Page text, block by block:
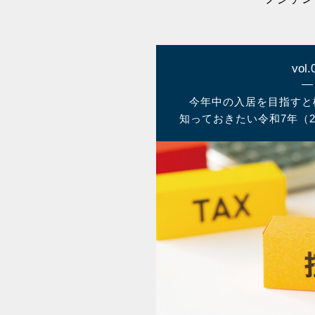
今年中の入居を目指す
知っておきたい令和7年（